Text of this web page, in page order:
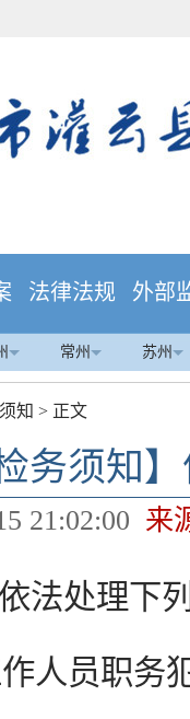
法律法规 外部
常州 苏州
知 > 正文
检务须知
21:02:00 来
处理下
员职务